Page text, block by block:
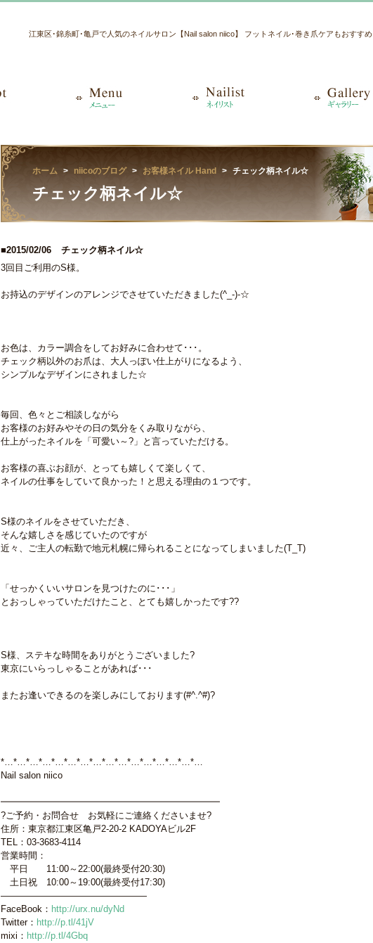
江東区･錦糸町･亀戸で人気のネイルサロン【Nail salon niico】 フットネイル･巻き爪ケアもおすすめ
ホーム niicoのブログ お客様ネイル Hand チェック柄ネイル☆
チェック柄ネイル☆
■2015/02/06
チェック柄ネイル☆
3回目ご利用のS様。
お持込のデザインのアレンジでさせていただきました(^_-)-☆
お色は、カラー調合をしてお好みに合わせて･･･。
チェック柄以外のお爪は、大人っぽい仕上がりになるよう、
シンプルなデザインにされました☆
毎回、色々とご相談しながら
お客様のお好みやその日の気分をくみ取りながら、
仕上がったネイルを「可愛い～?」と言っていただける。
お客様の喜ぶお顔が、とっても嬉しくて楽しくて、
ネイルの仕事をしていて良かった！と思える理由の１つです。
S様のネイルをさせていただき、
そんな嬉しさを感じていたのですが
近々、ご主人の転勤で地元札幌に帰られることになってしまいました(T_T)
「せっかくいいサロンを見つけたのに･･･」
とおっしゃっていただけたこと、とても嬉しかったです??
S様、ステキな時間をありがとうございました?
東京にいらっしゃることがあれば･･･
またお逢いできるのを楽しみにしております(#^.^#)?
*…*…*…*…*…*…*…*…*…*…*…*…*…*…*…*…
Nail salon niico
━━━━━━━━━━━━━━━━━━━━━━━━
?ご予約・お問合せ お気軽にご連絡くださいませ?
住所：東京都江東区亀戸2-20-2 KADOYAビル2F
TEL：03-3683-4114
営業時間：
平日 11:00～22:00(最終受付20:30)
土日祝 10:00～19:00(最終受付17:30)
————————————————
FaceBook： http://urx.nu/dyNd
Twitter： http://p.tl/41jV
mixi： http://p.tl/4Gbq